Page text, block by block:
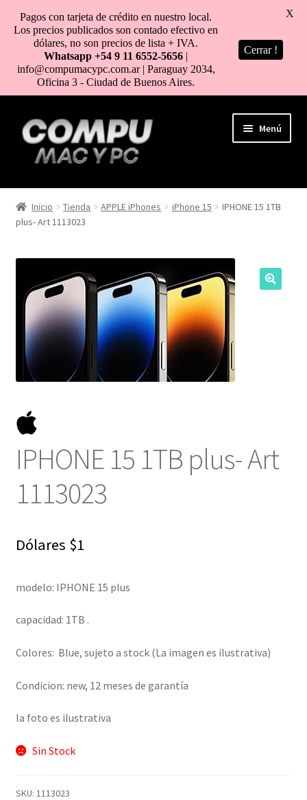
al
contenido
Menú
HOME
TIENDA
COMO COMPRAR
MI CUENTA
NOSOTROS
SERVICIOS
Inicio Tienda APPLE iPhones iPhone 15
IPHONE 15 1TB
plus- Art 1113023
IPHONE 15 1TB plus- Art
1113023
Dólares $1
modelo: IPHONE 15 plus
capacidad: 1TB .
Colores: Blue, sujeto a stock (La imagen es ilustrativa)
Condicion: new, 12 meses de garantía
la foto es ilustrativa
Sin Stock
SKU: 1113023
Pagos con tarjeta de crédito en nuestro local.
Los precios publicados son contado efectivo en
dólares, no son precios de lista + IVA.
Whatsapp +54 9 11 6552-5656 |
info@compumacypc.com.ar | Paraguay 2034,
Oficina 3 - Ciudad de Buenos Aires.
Cerrar !
X